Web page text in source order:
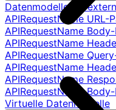
Datenmodelle für
APIRequestName
APIRequestName
APIRequestName
APIRequestName
APIRequestName
APIRequestName
APIRequestName
Virtuelle Datenmodelle